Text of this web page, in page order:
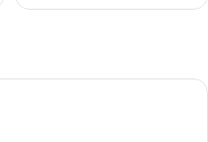
Una camera da letto con un letto,